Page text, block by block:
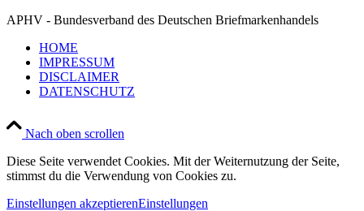
APHV - Bundesverband des Deutschen Briefmarkenhandels
HOME
IMPRESSUM
DISCLAIMER
DATENSCHUTZ
Nach oben scrollen
Diese Seite verwendet Cookies. Mit der Weiternutzung der Seite,
stimmst du die Verwendung von Cookies zu.
Einstellungen akzeptierenEinstellungen